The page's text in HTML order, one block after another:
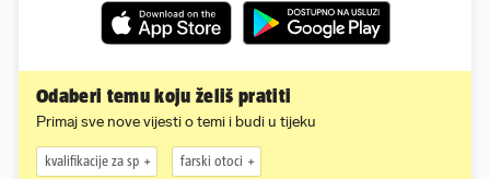
Odaberi temu koju želiš pratiti
Primaj sve nove vijesti o temi i budi u tijeku
kvalifikacije za sp farski otoci